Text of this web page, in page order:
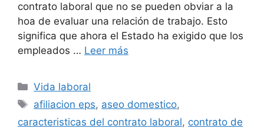
contrato laboral que no se pueden obviar a la
hoa de evaluar una relación de trabajo. Esto
significa que ahora el Estado ha exigido que los
empleados … Leer más
Categorías
Vida laboral
Etiquetas
afiliacion eps, aseo domestico,
caracteristicas del contrato laboral, contrato de